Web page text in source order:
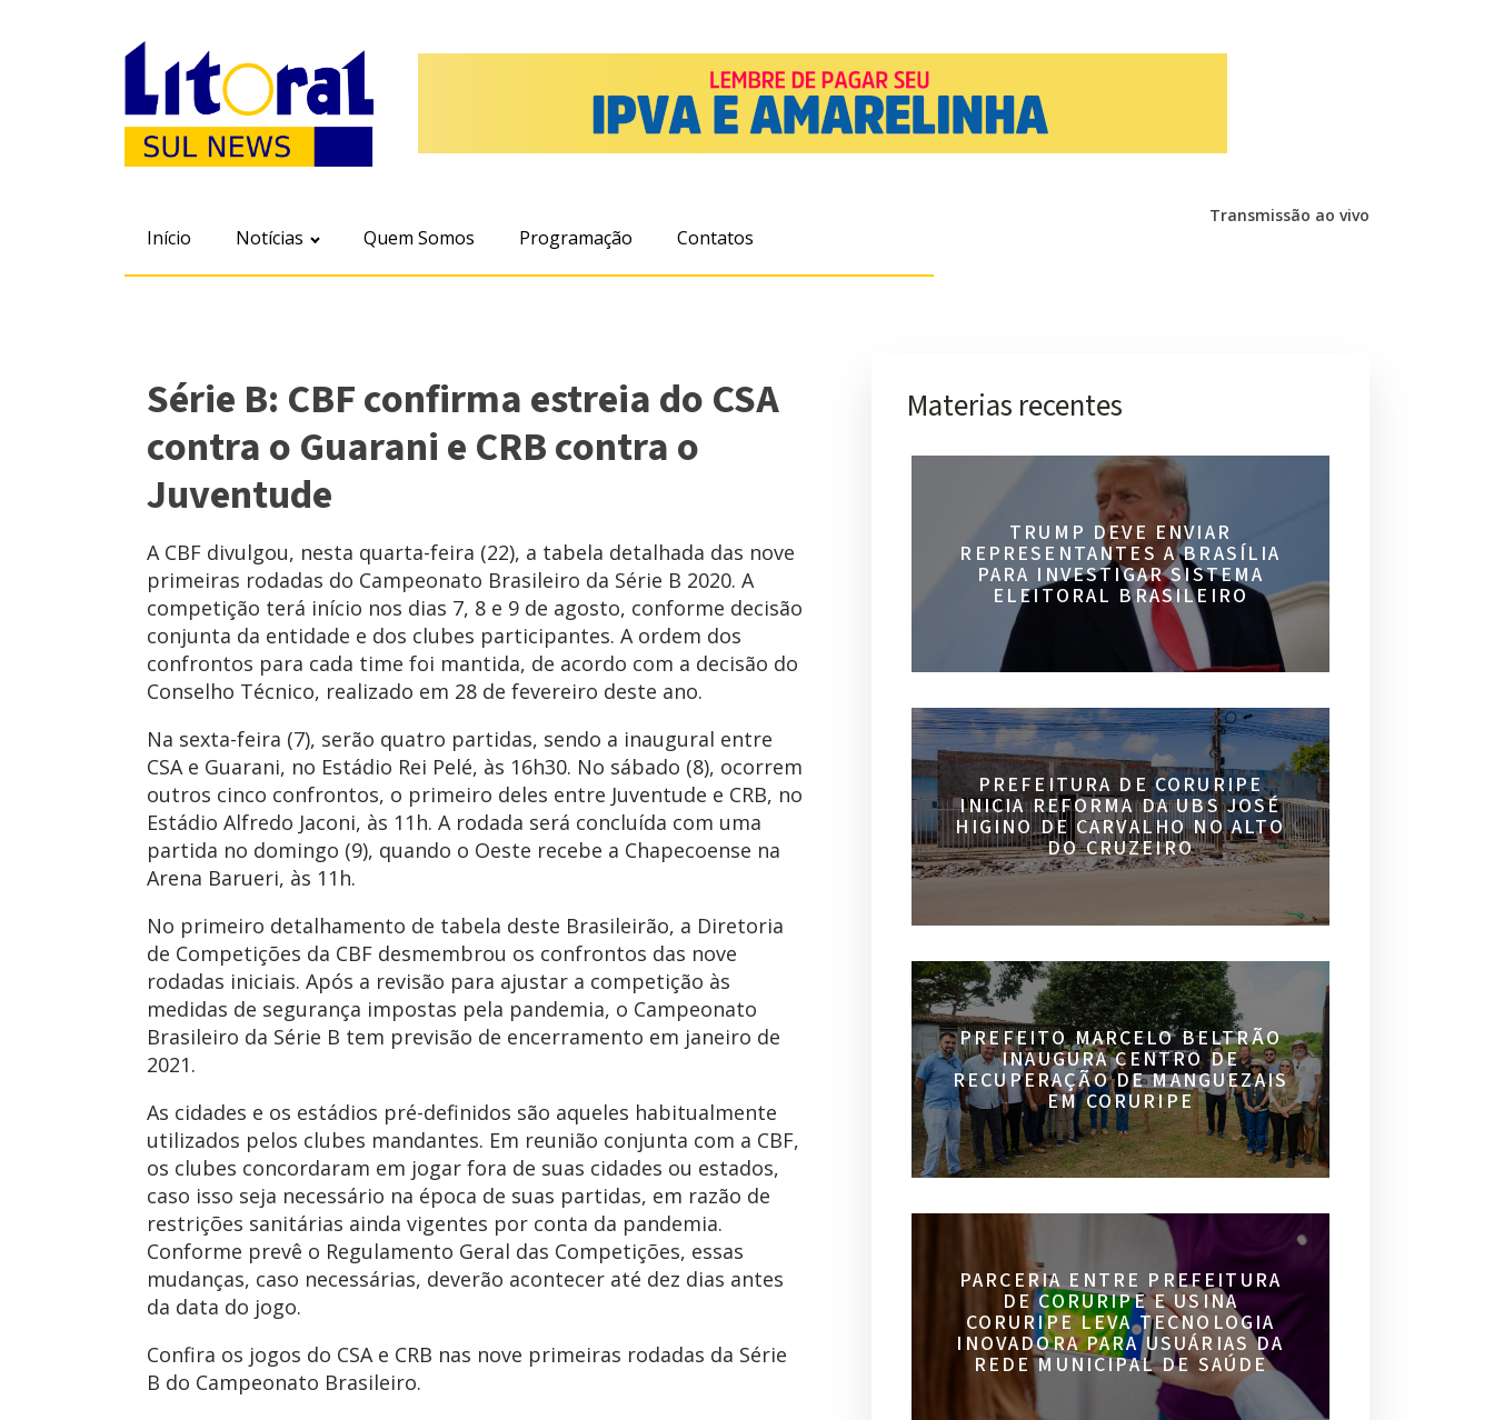
Início Notícias Quem Somos Programação Contatos
Transmissão ao vivo
Série B: CBF confirma estreia do CSA
contra o Guarani e CRB contra o
Juventude
A CBF divulgou, nesta quarta-feira (22), a tabela detalhada das nove
primeiras rodadas do Campeonato Brasileiro da Série B 2020. A
competição terá início nos dias 7, 8 e 9 de agosto, conforme decisão
conjunta da entidade e dos clubes participantes. A ordem dos
confrontos para cada time foi mantida, de acordo com a decisão do
Conselho Técnico, realizado em 28 de fevereiro deste ano.
Na sexta-feira (7), serão quatro partidas, sendo a inaugural entre
CSA e Guarani, no Estádio Rei Pelé, às 16h30. No sábado (8), ocorrem
outros cinco confrontos, o primeiro deles entre Juventude e CRB, no
Estádio Alfredo Jaconi, às 11h. A rodada será concluída com uma
partida no domingo (9), quando o Oeste recebe a Chapecoense na
Arena Barueri, às 11h.
No primeiro detalhamento de tabela deste Brasileirão, a Diretoria
de Competições da CBF desmembrou os confrontos das nove
rodadas iniciais. Após a revisão para ajustar a competição às
medidas de segurança impostas pela pandemia, o Campeonato
Brasileiro da Série B tem previsão de encerramento em janeiro de
2021.
As cidades e os estádios pré-definidos são aqueles habitualmente
utilizados pelos clubes mandantes. Em reunião conjunta com a CBF,
os clubes concordaram em jogar fora de suas cidades ou estados,
caso isso seja necessário na época de suas partidas, em razão de
restrições sanitárias ainda vigentes por conta da pandemia.
Conforme prevê o Regulamento Geral das Competições, essas
mudanças, caso necessárias, deverão acontecer até dez dias antes
da data do jogo.
Confira os jogos do CSA e CRB nas nove primeiras rodadas da Série
B do Campeonato Brasileiro.
Materias recentes
TRUMP DEVE ENVIAR
REPRESENTANTES A BRASÍLIA
PARA INVESTIGAR SISTEMA
ELEITORAL BRASILEIRO
PREFEITURA DE CORURIPE
INICIA REFORMA DA UBS JOSÉ
HIGINO DE CARVALHO NO ALTO
DO CRUZEIRO
PREFEITO MARCELO BELTRÃO
INAUGURA CENTRO DE
RECUPERAÇÃO DE MANGUEZAIS
EM CORURIPE
PARCERIA ENTRE PREFEITURA
DE CORURIPE E USINA
CORURIPE LEVA TECNOLOGIA
INOVADORA PARA USUÁRIAS DA
REDE MUNICIPAL DE SAÚDE